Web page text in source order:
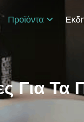
Προϊόντα
Για Τα